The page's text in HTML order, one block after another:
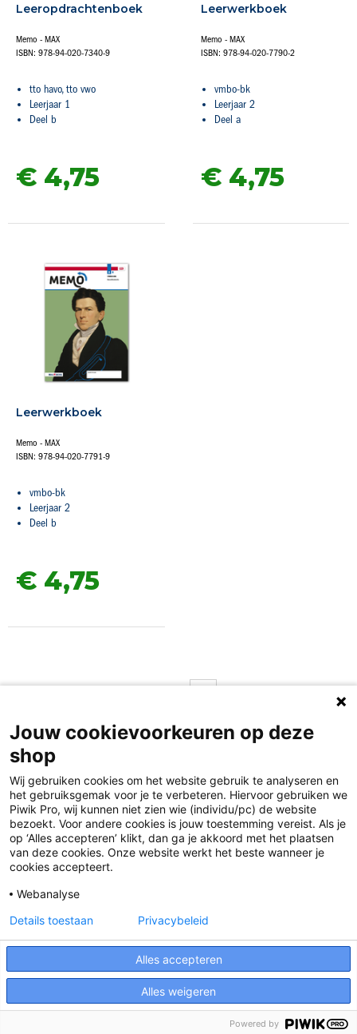
Leeropdrachtenboek
Memo - MAX
ISBN: 978-94-020-7340-9
tto havo, tto vwo
Leerjaar 1
Deel b
€ 4,75
Leerwerkboek
Memo - MAX
ISBN: 978-94-020-7790-2
vmbo-bk
Leerjaar 2
Deel a
€ 4,75
Leerwerkboek
Memo - MAX
ISBN: 978-94-020-7791-9
vmbo-bk
Leerjaar 2
Deel b
€ 4,75
Pagina
Disclaimer
Algemene voorwaarden
Cookies
Responsible Disclosure Statement
Jouw cookievoorkeuren op deze
shop
Wij gebruiken cookies om het website gebruik te analyseren en
het gebruiksgemak voor je te verbeteren. Hiervoor gebruiken we
Piwik Pro, wij kunnen niet zien wie (individu/pc) de website
bezoekt. Voor andere cookies is jouw toestemming vereist. Als je
op ‘Alles accepteren’ klikt, dan ga je akkoord met het plaatsen
van deze cookies. Onze website werkt het beste wanneer je
cookies accepteert.
Webanalyse
Alles accepteren
Alles weigeren
Details toestaan Privacybeleid
Powered by